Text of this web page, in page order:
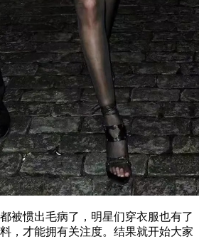
惯出毛病了，明星们穿衣服也有了
，才能拥有关注度。结果就开始大家